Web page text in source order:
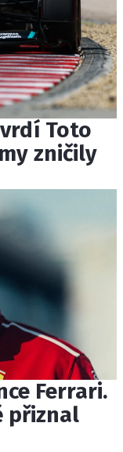
Toto
zničily
Ferrari.
přiznal